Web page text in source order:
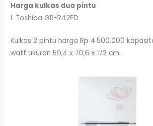
Harga kulkas dua pintu
1. Toshiba GR-R42ED
Kulkas 2 pintu harga Rp 4.500.000
watt ukuran 59,4 x 70,6 x 172 cm.